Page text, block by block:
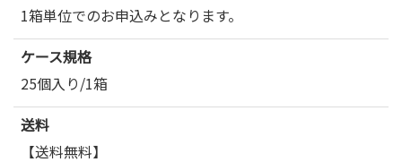
1箱単位でのお申込みとなります。
ケース規格
25個入り/1箱
送料
【送料無料】